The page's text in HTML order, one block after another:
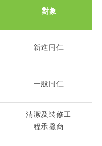
對象
新進同仁
一般同仁
清潔及裝修工
程承攬商